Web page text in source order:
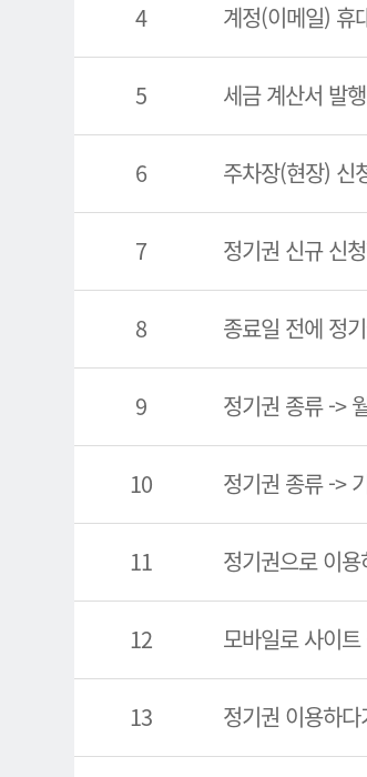
4 계정(이메일) 휴
5 세금 계산서 발
6 주차장(현장) 신
7 정기권 신규 신
8 종료일 전에 정
9 정기권 종류 ->
10 정기권 종류 ->
11 정기권으로 이
12 모바일로 사이
13 정기권 이용하